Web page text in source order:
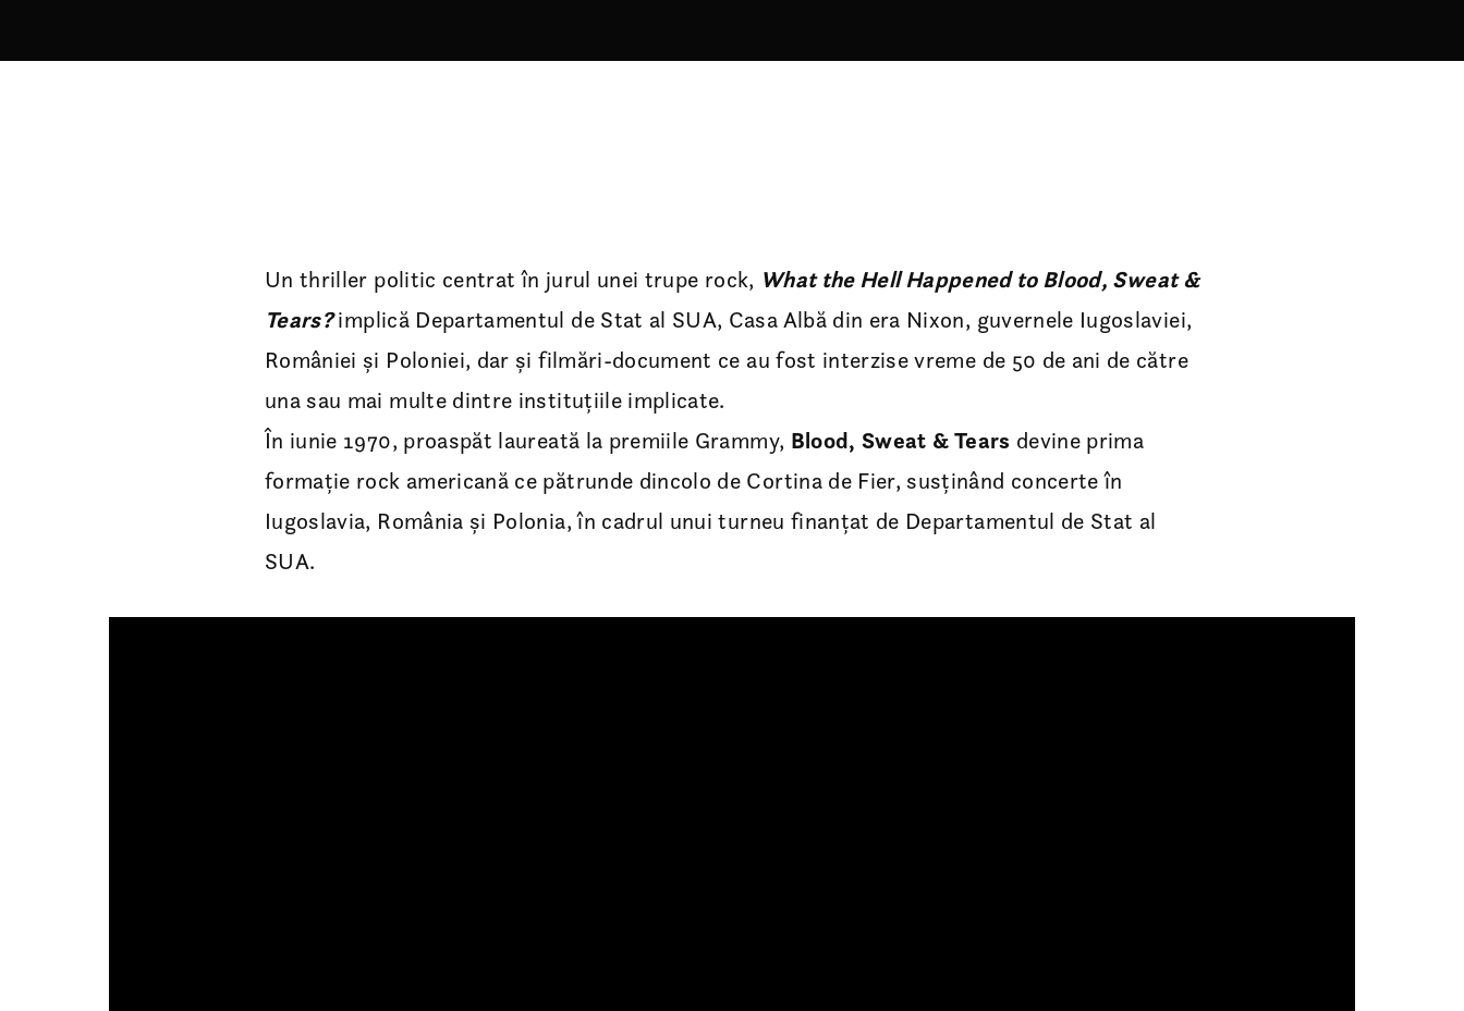
Un thriller politic centrat în jurul unei trupe rock, What the Hell Happened to Blood, Sweat &
Tears?implică Departamentul de Stat al SUA, Casa Albă din era Nixon, guvernele Iugoslaviei,
României și Poloniei, dar și filmări-document ce au fost interzise vreme de 50 de ani de către
una sau mai multe dintre instituțiile implicate.
În iunie 1970, proaspăt laureată la premiile Grammy, Blood, Sweat & Tears devine prima
formație rock americană ce pătrunde dincolo de Cortina de Fier, susținând concerte în
Iugoslavia, România și Polonia, în cadrul unui turneu finanțat de Departamentul de Stat al
SUA.